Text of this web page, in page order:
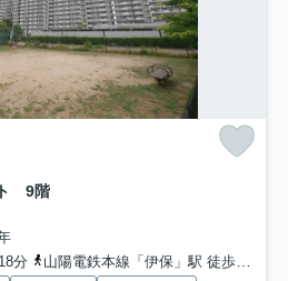
9階
分
山陽電鉄本線「伊保」駅 徒歩31分